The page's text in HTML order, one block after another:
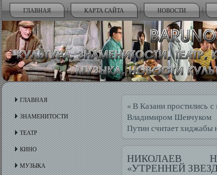
ГЛАВНАЯ КАРТА САЙТА НОВОСТИ
ГЛАВНАЯ
ЗНАМЕНИТОСТИ
ТЕАТР
КИНО
МУЗЫКА
«В Казани простились
Владимиром Шевчуком
Путин считает хиджабы
НИКОЛАЕВ
«УТРЕННЕЙ